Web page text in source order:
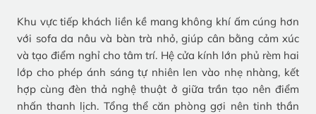
Khu vực tiếp khách liền kề mang không khí ấm cúng hơn
với sofa da nâu và bàn trà nhỏ, giúp cân bằng cảm xúc
và tạo điểm nghỉ cho tâm trí. Hệ cửa kính lớn phủ rèm hai
lớp cho phép ánh sáng tự nhiên len vào nhẹ nhàng, kết
hợp cùng đèn thả nghệ thuật ở giữa trần tạo nên điểm
nhấn thanh lịch. Tổng thể căn phòng gợi nên tinh thần